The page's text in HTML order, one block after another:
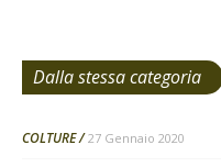
Dalla stessa categoria
COLTURE 27 Gennaio 2020